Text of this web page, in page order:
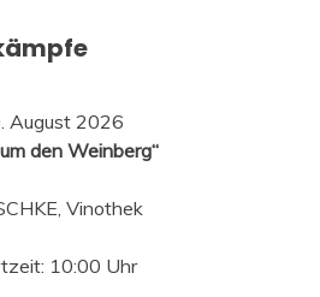
August 2026
den Weinberg“
Vinothek
10:00 Uhr